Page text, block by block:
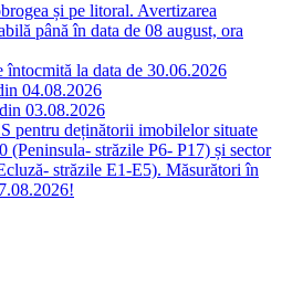
și pe litoral. Avertizarea
până în data de 08 august, ora
întocmită la data de 30.06.2026
04.08.2026
03.08.2026
deținătorii imobilelor situate
(Peninsula- străzile P6- P17) și sector
străzile E1-E5). Măsurători în